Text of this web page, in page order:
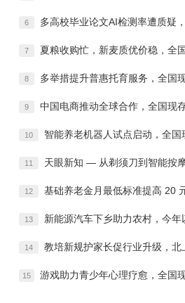
6 多高校毕业论文AI检测率遭质疑
7 夏粮收购忙，新麦质优价稳，全
8 多举措提升普惠托育服务，全国
9 中国电商推动全球合作，全国现
10 智能养老机器人试点启动，全国
11 天眼新知 — 从剃须刀到智能按
12 基础养老金月最低标准提高 20
13 新能源汽车下乡助力农村，今年
14 教培新规护家长促行业升级，北
15 游戏助力青少年心理疗愈，全国